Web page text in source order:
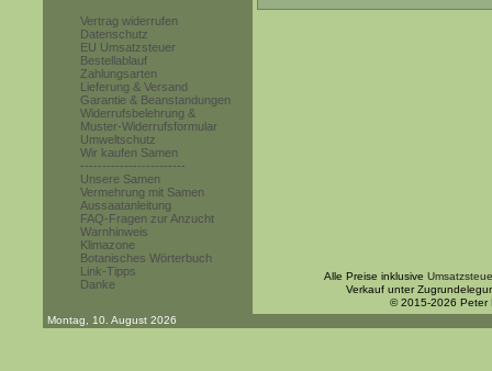
Vertrag widerrufen
Datenschutz
EU Umsatzsteuer
Bestellablauf
Zahlungsarten
Lieferung & Versand
Garantie & Beanstandungen
Widerrufsbelehrung &
Muster-Widerrufsformular
Umweltschutz
Wir kaufen Samen
------------------------
Unsere Samen
Vermehrung mit Samen
Aussaatanleitung
FAQ-Fragen zur Anzucht
Warnhinweis
Klimazone
Botanisches Wörterbuch
Link-Tipps
Danke
Alle Preise inklusive
Verkauf unter
© 2015-2026 Peter
Montag, 10. August 2026